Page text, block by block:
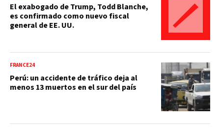
El exabogado de Trump, Todd Blanche,
es confirmado como nuevo fiscal
general de EE. UU.
FRANCE24
Perú: un accidente de tráfico deja al
menos 13 muertos en el sur del país